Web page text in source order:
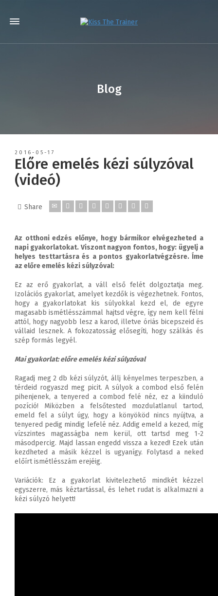
Blog
2016-05-17
Előre emelés kézi súlyzóval
(videó)
Share
Az otthoni edzés előnye, hogy bármikor elvégezheted a
napi gyakorlatokat. Viszont nagyon fontos, hogy: ügyelj a
helyes testtartásra és a pontos gyakorlatvégzésre. Íme
az előre emelés kézi súlyzóval:
Ez az erő gyakorlat, a váll első felét dolgoztatja meg.
Izolációs gyakorlat, amelyet kezdők is végezhetnek. Fontos,
hogy a gyakorlatokat kis súlyokkal kezd el, de egyre
magasabb ismétlésszámmal hajtsd végre, így nem kell félni
attól, hogy nagyobb lesz a karod, illetve óriás bicepszeid és
vállaid lesznek. A fokozatosság elősegíti, hogy szálkás és
szép formás legyél.
Mai gyakorlat: előre emelés kézi súlyzóval
Ragadj meg 2 db kézi súlyzót, állj kényelmes terpeszben, a
térdeid rogyaszd meg picit. A súlyok a combod első felén
pihenjenek, a tenyered a combod felé néz, ez a kiinduló
pozíció! Miközben a felsőtested mozdulatlanul tartod,
emeld fel a súlyt úgy, hogy a könyököd nincs nyújtva, a
tenyered pedig mindig lefelé néz. Addig emeld a kezed, míg
vízszintes magasságba nem kerül, ott tartsd meg 1-2
másodpercig. Majd lassan engedd vissza a kezed! Ezek után
kezdheted a másik kézzel is ugyanígy. Folytasd a neked
előírt ismétlésszám erejéig.
Variációk: Ez a gyakorlat kivitelezhető mindkét kézzel
egyszerre, más kéztartással, és lehet rudat is alkalmazni a
kézi súlyzó helyett!